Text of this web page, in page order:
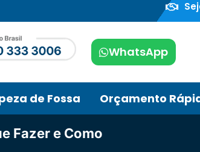
WhatsApp
de Fossa Orçamento
Fazer e Como